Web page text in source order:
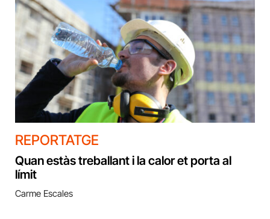
REPORTATGE
Quan estàs treballant i la calor et porta al
límit
Carme Escales